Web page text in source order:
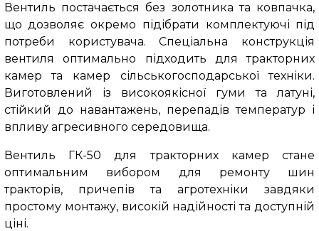
Вентиль постачається без золотника та ковпачка,
що дозволяє окремо підібрати комплектуючі під
потреби користувача. Спеціальна конструкція
вентиля оптимально підходить для тракторних
камер та камер сільськогосподарської техніки.
Виготовлений із високоякісної гуми та латуні,
стійкий до навантажень, перепадів температур і
впливу агресивного середовища.
Вентиль ГК-50 для тракторних камер стане
оптимальним вибором для ремонту шин
тракторів, причепів та агротехніки завдяки
простому монтажу, високій надійності та доступній
ціні.